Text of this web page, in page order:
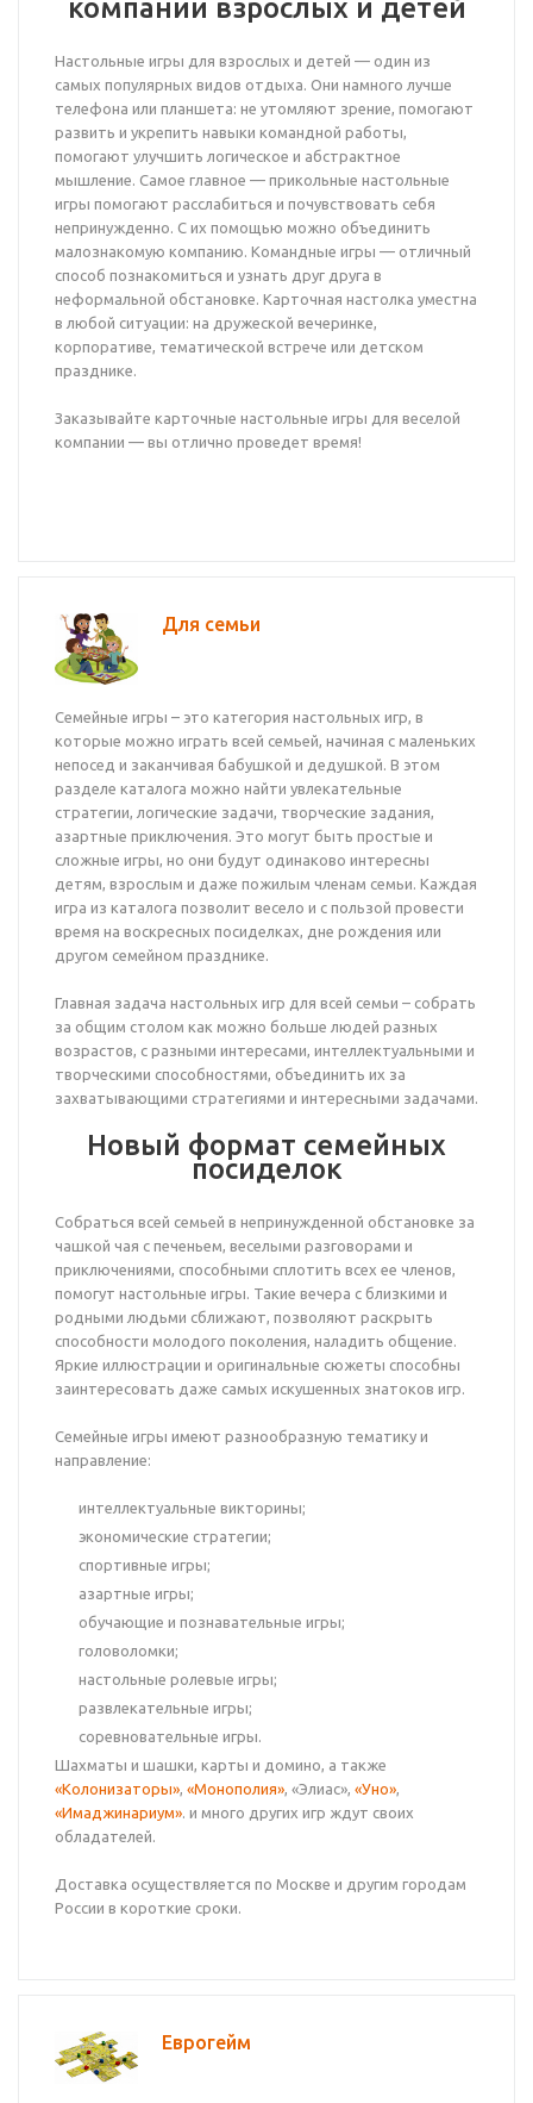
компании взрослых и детей
Настольные игры для взрослых и детей — один из
самых популярных видов отдыха. Они намного лучше
телефона или планшета: не утомляют зрение, помогают
развить и укрепить навыки командной работы,
помогают улучшить логическое и абстрактное
мышление. Самое главное — прикольные настольные
игры помогают расслабиться и почувствовать себя
непринужденно. С их помощью можно объединить
малознакомую компанию. Командные игры — отличный
способ познакомиться и узнать друг друга в
неформальной обстановке. Карточная настолка уместна
в любой ситуации: на дружеской вечеринке,
корпоративе, тематической встрече или детском
празднике.
Заказывайте карточные настольные игры для веселой
компании — вы отлично проведет время!
Для семьи
Семейные игры – это категория настольных игр, в
которые можно играть всей семьей, начиная с маленьких
непосед и заканчивая бабушкой и дедушкой. В этом
разделе каталога можно найти увлекательные
стратегии, логические задачи, творческие задания,
азартные приключения. Это могут быть простые и
сложные игры, но они будут одинаково интересны
детям, взрослым и даже пожилым членам семьи. Каждая
игра из каталога позволит весело и с пользой провести
время на воскресных посиделках, дне рождения или
другом семейном празднике.
Главная задача настольных игр для всей семьи – собрать
за общим столом как можно больше людей разных
возрастов, с разными интересами, интеллектуальными и
творческими способностями, объединить их за
захватывающими стратегиями и интересными задачами.
Новый формат семейных
посиделок
Собраться всей семьей в непринужденной обстановке за
чашкой чая с печеньем, веселыми разговорами и
приключениями, способными сплотить всех ее членов,
помогут настольные игры. Такие вечера с близкими и
родными людьми сближают, позволяют раскрыть
способности молодого поколения, наладить общение.
Яркие иллюстрации и оригинальные сюжеты способны
заинтересовать даже самых искушенных знатоков игр.
Семейные игры имеют разнообразную тематику и
направление:
интеллектуальные викторины;
экономические стратегии;
спортивные игры;
азартные игры;
обучающие и познавательные игры;
головоломки;
настольные ролевые игры;
развлекательные игры;
соревновательные игры.
Шахматы и шашки, карты и домино, а также
«Колонизаторы», «Монополия», «Элиас», «Уно»,
«Имаджинариум». и много других игр ждут своих
обладателей.
Доставка осуществляется по Москве и другим городам
России в короткие сроки.
Еврогейм